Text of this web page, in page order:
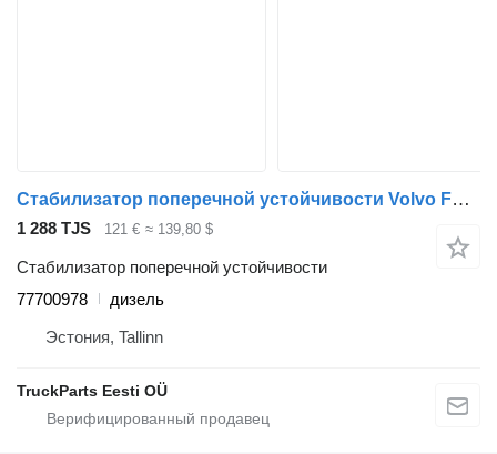
Стабилизатор поперечной устойчивости Volvo FL615 (01.85-12.00) 77700978 для тягача Volvo FL, FL6, FL7, FL10, FL12, FS718 (1985-2005)
1 288 TJS 121 € ≈ 139,80 $
Стабилизатор поперечной устойчивости
77700978
дизель
Эстония, Tallinn
TruckParts Eesti OÜ